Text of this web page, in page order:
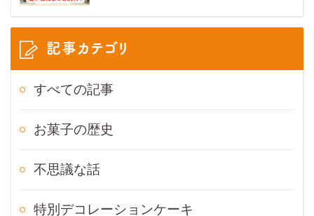
記事カテゴリ
すべての記事
お菓子の歴史
不思議な話
特別デコレーションケーキ